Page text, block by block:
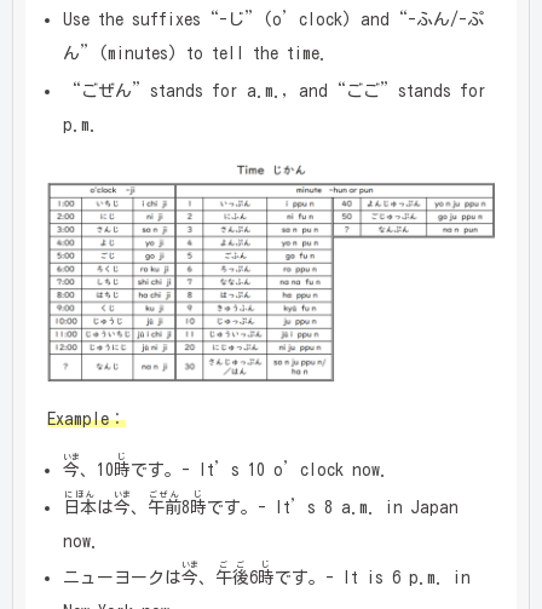
Use the suffixes“-じ”(o’clock) and“-ふん/-ぷ
ん”(minutes) to tell the time.
“ごぜん”stands for a.m., and“ごご”stands for
p.m.
Example：
今
いま
、10 時
じ
です。- It’s 10 o’clock now.
日本
にほん
は今
いま
、 午前
ごぜん
8 時
じ
です。- It’s 8 a.m. in Japan
now.
ニューヨークは今
いま
、 午後
ごご
6時
じ
です。- It is 6 p.m. in